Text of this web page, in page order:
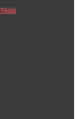
Tiktok